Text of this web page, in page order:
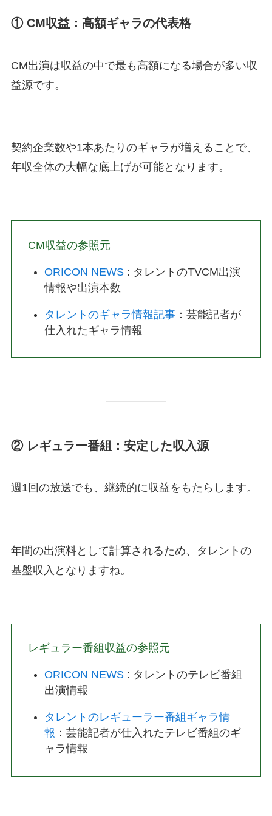
① CM収益：高額ギャラの代表格
CM出演は収益の中で最も高額になる場合が多い収
益源です。
契約企業数や1本あたりのギャラが増えることで、
年収全体の大幅な底上げが可能となります。
CM収益の参照元
ORICON NEWS : タレントのTVCM出演
情報や出演本数
タレントのギャラ情報記事：芸能記者が
仕入れたギャラ情報
② レギュラー番組：安定した収入源
週1回の放送でも、継続的に収益をもたらします。
年間の出演料として計算されるため、タレントの
基盤収入となりますね。
レギュラー番組収益の参照元
ORICON NEWS : タレントのテレビ番組
出演情報
タレントのレギューラー番組ギャラ情
報 ：芸能記者が仕入れたテレビ番組のギ
ャラ情報